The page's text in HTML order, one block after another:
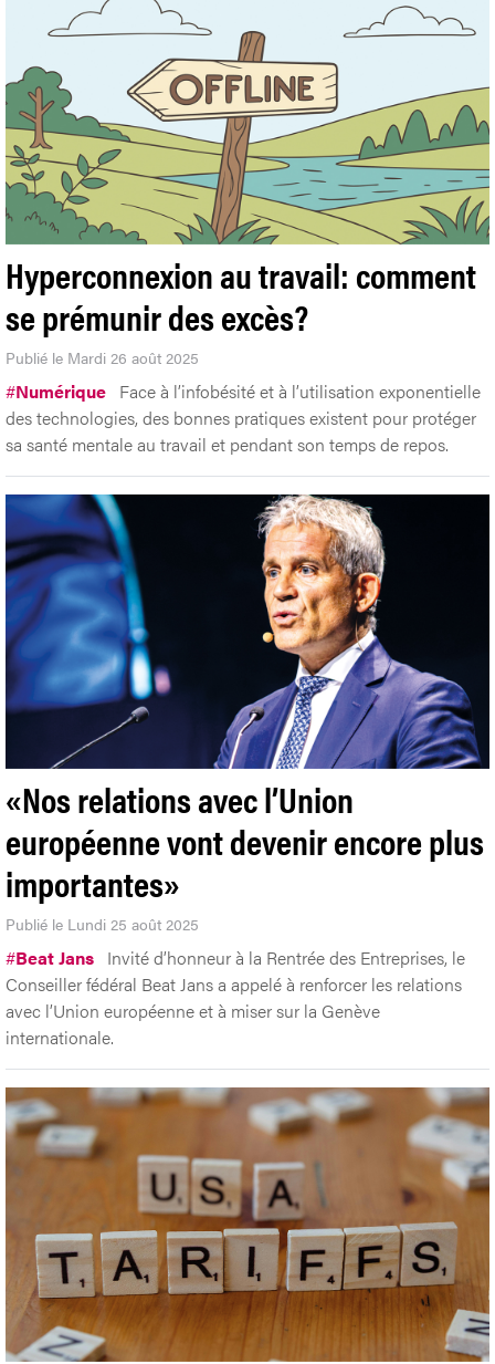
Hyperconnexion au travail: comment
se prémunir des excès?
Publié le Mardi 26 août 2025
#Numérique Face à l’infobésité et à l’utilisation exponentielle
des technologies, des bonnes pratiques existent pour protéger
sa santé mentale au travail et pendant son temps de repos.
«Nos relations avec l’Union
européenne vont devenir encore plus
importantes»
Publié le Lundi 25 août 2025
#Beat Jans Invité d’honneur à la Rentrée des Entreprises, le
Conseiller fédéral Beat Jans a appelé à renforcer les relations
avec l’Union européenne et à miser sur la Genève
internationale.